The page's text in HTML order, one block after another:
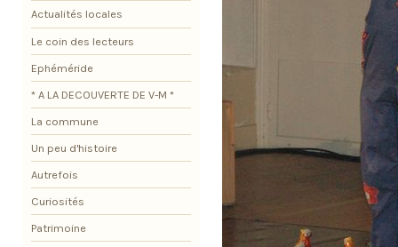
Actualités locales
Le coin des lecteurs
Ephéméride
* A LA DECOUVERTE DE V-M *
La commune
Un peu d'histoire
Autrefois
Curiosités
Patrimoine